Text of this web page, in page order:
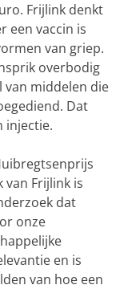
Frijlink denkt
een vaccin is
van griep.
overbodig
van middelen die
Dat
injectie.
Frijlink is
dat
onze
en is
van hoe een